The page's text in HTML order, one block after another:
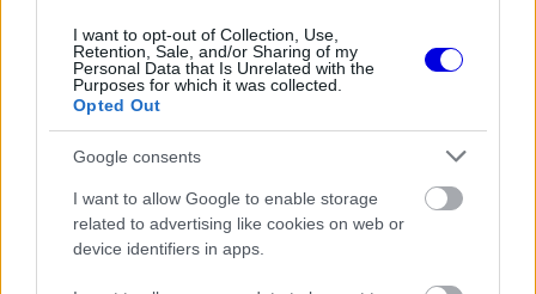
I want to opt-out of Collection, Use,
Retention, Sale, and/or Sharing of my
Personal Data that Is Unrelated with the
Purposes for which it was collected.
Opted Out
Google consents
I want to allow Google to enable storage
related to advertising like cookies on web or
device identifiers in apps.
Váratlan mentőövet kaphat Liam
Lawson a Red Bulltól
Montoya átlátott Verstappen
trükkjén és elárulta a távozási
pletykák valódi okát